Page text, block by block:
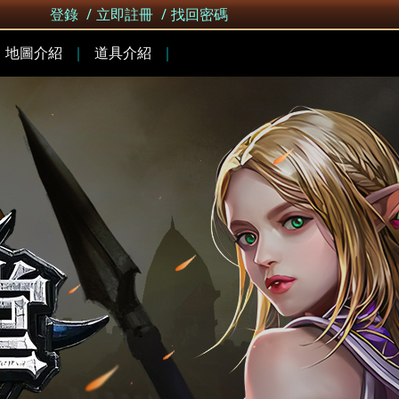
登錄 / 立即註冊 / 找回密碼